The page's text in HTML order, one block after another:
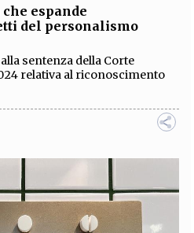
espande
del personalismo
sentenza della Corte
relativa al riconoscimento